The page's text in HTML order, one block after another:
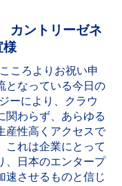
ントリーゼネ
ころよりお祝い申
となっている今日の
ーにより、クラウ
関わらず、あらゆる
産性高くアクセスで
これは企業にとって
、日本のエンタープ
速させるものと信じ